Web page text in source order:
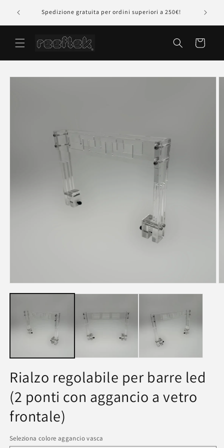
direttamente
della Spedizione gratuita per ordini superiori a 250€!
Carrello
Passa alle
Rialzo regolabile per barre led
(2 ponti con aggancio a vetro
frontale)
Seleziona colore aggancio vasca